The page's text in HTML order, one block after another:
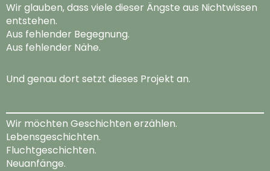
Wir glauben, dass viele dieser Ängste aus Nichtwissen
entstehen.
Aus fehlender Begegnung.
Aus fehlender Nähe.
Und genau dort setzt dieses Projekt an.
Wir möchten Geschichten erzählen.
Lebensgeschichten.
Fluchtgeschichten.
Neuanfänge.